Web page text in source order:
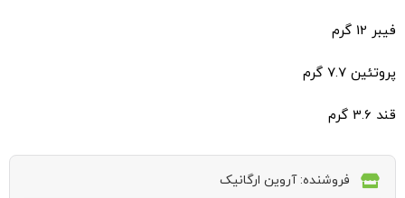
فیبر 12 گرم
پروتئین 7.7 گرم
قند 3.6 گرم
فروشنده: آروین ارگانیک